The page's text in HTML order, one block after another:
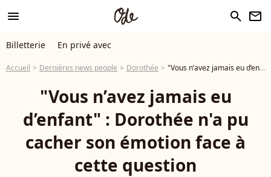
menu search newsletter
Billetterie En privé avec
Accueil Dernières news people Dorothée "Vous n’avez jamais eu d’enfant" : Dorothée n'a pu cacher son émotion face à cette question
"Vous n’avez jamais eu
d’enfant" : Dorothée n'a pu
cacher son émotion face à
cette question